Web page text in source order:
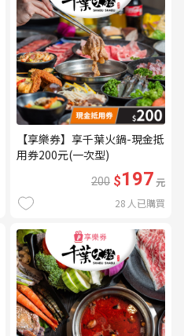
【享樂券】享千葉火鍋-現金抵
用券200元(一次型)
200 $197元
28 人已購買